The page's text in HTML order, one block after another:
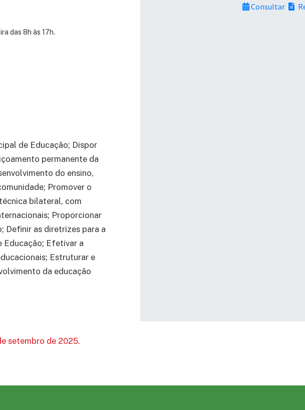
das 8h às 17h.
de Educação; Dispor
permanente da
do ensino,
Promover o
bilateral, com
Proporcionar
Definir as diretrizes para a
Educação; Efetivar a
Estruturar e
da educação
setembro de 2025.